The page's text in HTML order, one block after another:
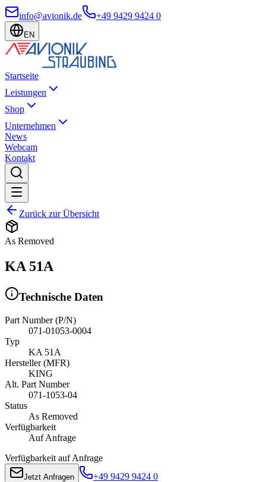
info@avionik.de +49 9429 9424 0
EN
Startseite
Leistungen
Shop
Unternehmen
News
Webcam
Kontakt
Zurück zur Übersicht
As Removed
KA 51A
Technische Daten
Part Number (P/N)
071-01053-0004
Typ
KA 51A
Hersteller (MFR)
KING
Alt. Part Number
071-1053-04
Status
As Removed
Verfügbarkeit
Auf Anfrage
Verfügbarkeit auf Anfrage
Jetzt Anfragen +49 9429 9424 0